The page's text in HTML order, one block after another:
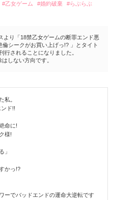
#乙女ゲーム #婚約破棄
#らぶらぶ
より「18禁乙女ゲームの断罪エンド悪
シークがお買い上げっ!? 」とタイト
行されることになりました。
しない方向です。
私。
ド!!
命に!
様!
」
かっ!?
ーでバッドエンドの運命大逆転です